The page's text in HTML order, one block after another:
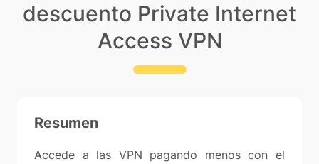
descuento Private Internet
Access VPN
Resumen
Accede a las VPN pagando menos con el